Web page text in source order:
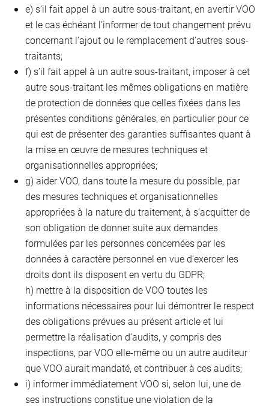
e) s’il fait appel à un autre sous-traitant, en avertir VOO
et le cas échéant l’informer de tout changement prévu
concernant l’ajout ou le remplacement d’autres sous-
traitants;
f) s’il fait appel à un autre sous-traitant, imposer à cet
autre sous-traitant les mêmes obligations en matière
de protection de données que celles fixées dans les
présentes conditions générales, en particulier pour ce
qui est de présenter des garanties suffisantes quant à
la mise en œuvre de mesures techniques et
organisationnelles appropriées;
g) aider VOO, dans toute la mesure du possible, par
des mesures techniques et organisationnelles
appropriées à la nature du traitement, à s’acquitter de
son obligation de donner suite aux demandes
formulées par les personnes concernées par les
données à caractère personnel en vue d’exercer les
droits dont ils disposent en vertu du GDPR;
h) mettre à la disposition de VOO toutes les
informations nécessaires pour lui démontrer le respect
des obligations prévues au présent article et lui
permettre la réalisation d’audits, y compris des
inspections, par VOO elle-même ou un autre auditeur
que VOO aurait mandaté, et contribuer à ces audits;
i) informer immédiatement VOO si, selon lui, une de
ses instructions constitue une violation de la